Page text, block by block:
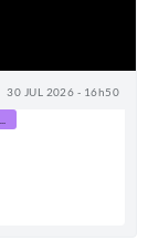
30 JUL 2026 - 16h50